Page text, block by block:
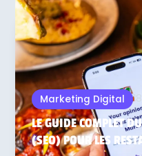
Marketing Digital
LE GUIDE COMPLET
(SEO) POUR LES